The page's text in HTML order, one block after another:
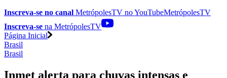
Inscreva-se no canal MetrópolesTV noYouTubeMetrópolesTV
Inscreva-se na MetrópolesTV
Página Inicial
Brasil
Brasil
Inmet alerta para chuvas intensas e